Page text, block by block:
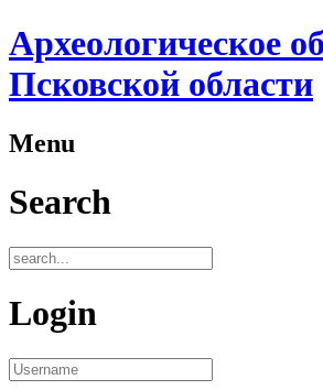
Археологическое
Псковской области
Menu
Search
Login